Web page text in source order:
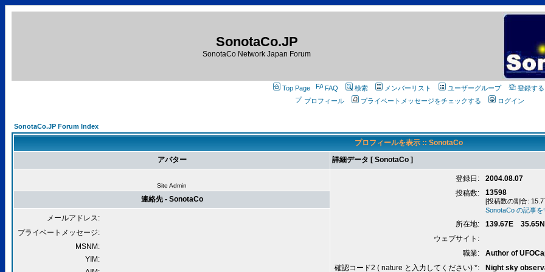
SonotaCo.JP
SonotaCo Network Japan Forum
Top Page FAQ 検索 メンバーリスト ユーザーグループ
登録する
プロフィール
プライベートメッセージをチェックする ログイン
SonotaCo.JP Forum Index
プロフィールを表示 :: SonotaCo
アバター
詳細データ [ SonotaCo ]
Site Admin
登録日:
2004.08.07
投稿数:
13598
[投稿数の割合:
SonotaCo の記事
所在地:
139.67E 35.65N
ウェブサイト:
職業:
Author of
確認コード2 ( nature と入力してください) *:
Night sky
連絡先 - SonotaCo
メールアドレス:
プライベートメッセージ:
MSNM:
YIM: